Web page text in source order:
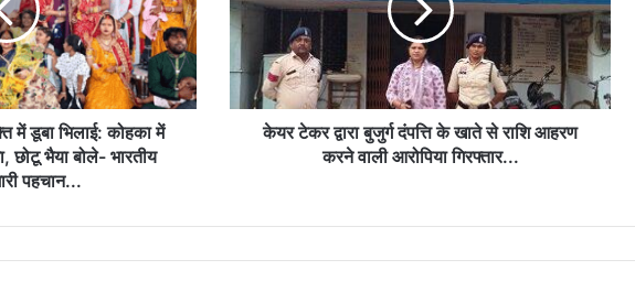
महापौर अलका बाघमार ने तीन वार्डों में करोड़ों के
विकास कार्यों का किया भूमिपूजन…
में डूबा भिलाई: कोहका में
छोटू भैया बोले- भारतीय
पहचान...
दंपत्ति
के
राशि
आहरणकेयर टेकर द्वारा बुजुर्ग दंपत्ति के खाते से राशि आहरण
करने वाली आरोपिया गिरफ्तार...